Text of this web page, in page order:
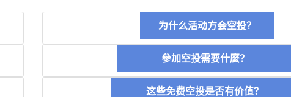
为什么活动方会空投？
參加空投需要什麼？
这些免费空投是否有价值？